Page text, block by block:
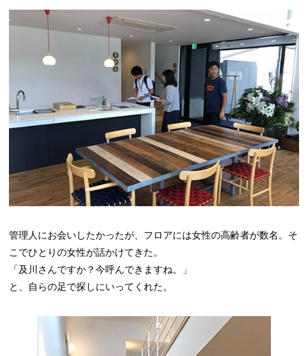
管理人にお会いしたかったが、フロアには女性の高齢者が数名。そ
こでひとりの女性が話かけてきた。
「及川さんですか？今呼んできますね。」
と、自らの足で探しにいってくれた。